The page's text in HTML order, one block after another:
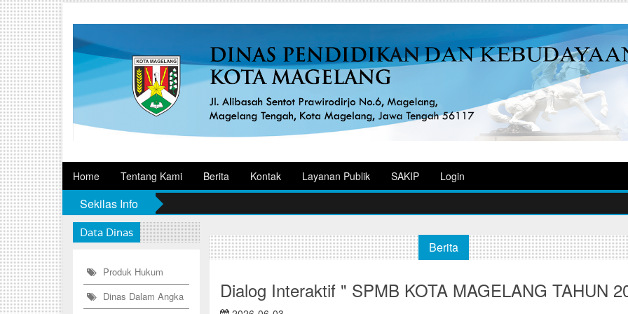
Home Tentang Kami Berita Kontak Layanan Publik SAKIP Login
Sekilas Info
Data Dinas
Produk Hukum
Dinas Dalam Angka
Berita
Dialog Interaktif " SPMB KOTA MAGELANG TAHUN